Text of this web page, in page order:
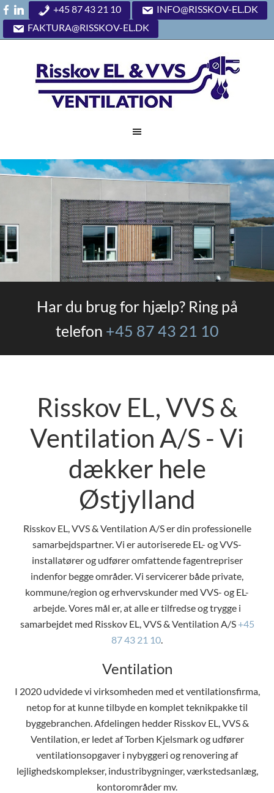
+45 87 43 21 10
INFO@RISSKOV-EL.DK
FAKTURA@RISSKOV-EL.DK
Har du brug for hjælp? Ring på
telefon +45 87 43 21 10
Risskov EL, VVS &
Ventilation A/S - Vi
dækker hele
Østjylland
Risskov EL, VVS & Ventilation A/S er din professionelle
samarbejdspartner. Vi er autoriserede EL- og VVS-
installatører og udfører omfattende fagentrepriser
indenfor begge områder. Vi servicerer både private,
kommune/region og erhvervskunder med VVS- og EL-
arbejde. Vores mål er, at alle er tilfredse og trygge i
samarbejdet med Risskov EL, VVS & Ventilation A/S+45
87 43 21 10.
Ventilation
I 2020 udvidede vi virksomheden med et ventilationsfirma,
netop for at kunne tilbyde en komplet teknikpakke til
byggebranchen. Afdelingen hedder Risskov EL, VVS &
Ventilation, er ledet af Torben Kjelsmark og udfører
ventilationsopgaver i nybyggeri og renovering af
lejlighedskomplekser, industribygninger, værkstedsanlæg,
kontorområder mv.